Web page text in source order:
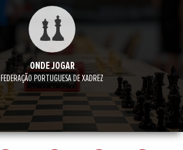
ONDE JOGAR
FEDERAÇÃO PORTUGUESA DE XADREZ